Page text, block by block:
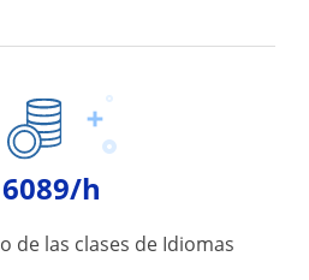
h
de las clases de Idiomas